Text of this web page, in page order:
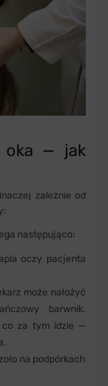
oka — jak
zależnie od
następująco:
oczy pacjenta
może nałożyć
barwnik.
co za tym idzie —
na podpórkach